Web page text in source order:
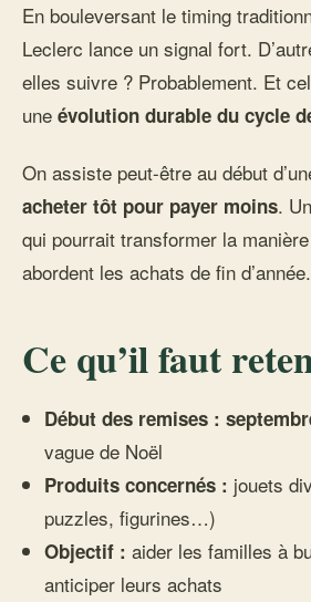
En bouleversant le timing
Leclerc lance un signal fort.
elles suivre ? Probablement. Et
une évolution durable du cycle
On assiste peut-être au début
acheter tôt pour payer moins.
qui pourrait transformer la
abordent les achats de fin d’année.
Ce qu’il faut
Début des remises :
vague de Noël
Produits concernés : jouets
puzzles, figurines…)
Objectif : aider les familles à
anticiper leurs achats